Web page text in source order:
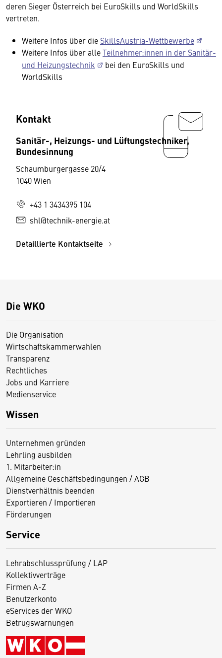
deren Sieger Österreich bei EuroSkills und WorldSkills
vertreten.
Weitere Infos über die SkillsAustria-Wettbewerbe
Weitere Infos über alleTeilnehmer:innen in der Sanitär-
und Heizungstechnik
bei den EuroSkills und
WorldSkills
Kontakt
Sanitär-, Heizungs- und Lüftungstechniker,
Bundesinnung
Schaumburgergasse 20/4
1040 Wien
+43 1 3434395 104
shl@technik-energie.at
Detaillierte Kontaktseite
Die WKO
Die Organisation
Wirtschaftskammerwahlen
Transparenz
Rechtliches
Jobs und Karriere
Medienservice
Wissen
Unternehmen gründen
Lehrling ausbilden
1. Mitarbeiter:in
Allgemeine Geschäftsbedingungen / AGB
Dienstverhältnis beenden
Exportieren / Importieren
Förderungen
Service
Lehrabschlussprüfung / LAP
Kollektivverträge
Firmen A-Z
Benutzerkonto
eServices der WKO
Betrugswarnungen